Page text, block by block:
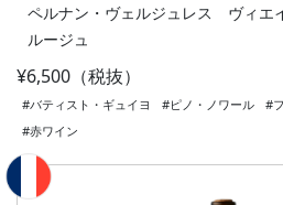
ペルナン・ヴェルジュレス ヴィエ
ルージュ
¥6,500（税抜）
#バティスト・ギュイヨ #ピノ・ノワール #
#赤ワイン